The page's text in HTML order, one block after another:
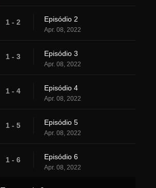
1 - 2 Episódio 2
Apr. 08, 2022
1 - 3 Episódio 3
Apr. 08, 2022
1 - 4 Episódio 4
Apr. 08, 2022
1 - 5 Episódio 5
Apr. 08, 2022
1 - 6 Episódio 6
Apr. 08, 2022